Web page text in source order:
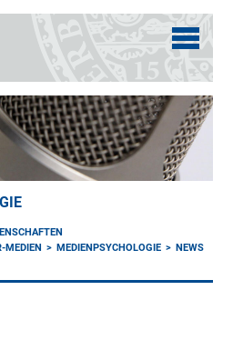
MEDIEN
MEDIENPSYCHOLOGIE
NEWS